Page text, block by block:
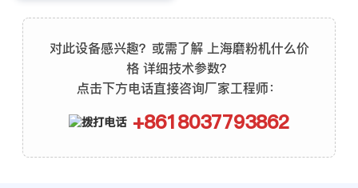
对此设备感兴趣？或需了解 上海磨粉机什么价
格 详细技术参数？
点击下方电话直接咨询厂家工程师：
+8618037793862